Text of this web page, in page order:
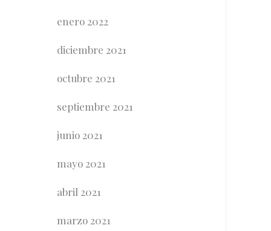
enero 2022
diciembre 2021
octubre 2021
septiembre 2021
junio 2021
mayo 2021
abril 2021
marzo 2021